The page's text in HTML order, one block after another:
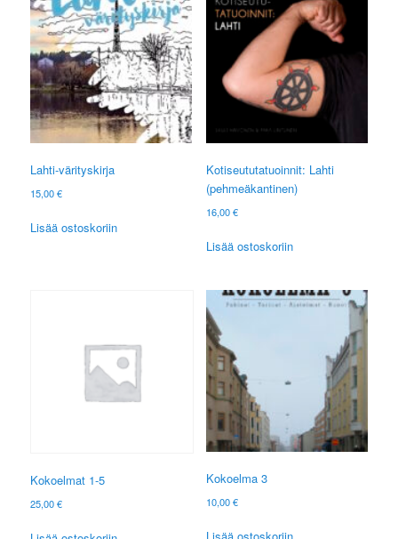
Lahti-värityskirja
15,00€
Lisää ostoskoriin
Kotiseututatuoinnit: Lahti
(pehmeäkantinen)
16,00€
Lisää ostoskoriin
Kokoelmat 1-5
25,00€
Kokoelma 3
10,00€
Lisää ostoskoriin